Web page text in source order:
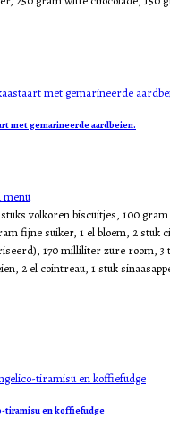
met gemarineerde aardbeien.
menu
volkoren biscuitjes, 100
fijne suiker, 1 el bloem, 2 stuk
170 milliliter zure room, 3
2 el cointreau, 1 stuk
tiramisu en koffiefudge